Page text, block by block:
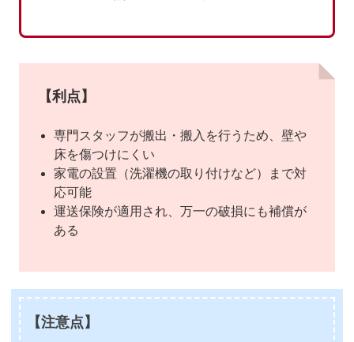
【利点】
専門スタッフが搬出・搬入を行うため、壁や
床を傷つけにくい
家電の設置（洗濯機の取り付けなど）まで対
応可能
運送保険が適用され、万一の破損にも補償が
ある
【注意点】